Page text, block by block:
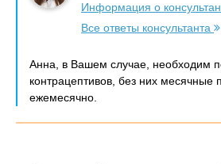
Информация о
Все ответы консультанта
Анна, в Вашем случае, необходим
контрацептивов, без них месячные
ежемесячно.